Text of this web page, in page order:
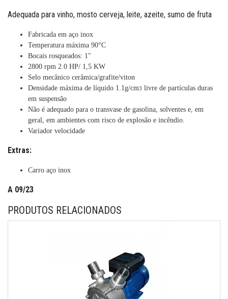
Adequada para vinho, mosto cerveja, leite, azeite, sumo de fruta
Fabricada em aço inox
Temperatura máxima 90°C
Bocais rosqueados: 1"
2800 rpm 2.0 HP/ 1,5 KW
Selo mecânico cerâmica/grafite/viton
Densidade máxima de líquido 1.1g/cm3 livre de partículas duras
em suspensão
Não é adequado para o transvase de gasolina, solventes e, em
geral, em ambientes com risco de explosão e incêndio.
Variador velocidade
Extras:
Carro aço inox
A 09/23
PRODUTOS RELACIONADOS